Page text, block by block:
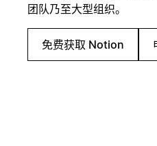
团队乃至大型组织。
免费获取 Notion